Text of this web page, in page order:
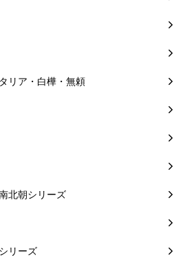
リア・白樺・無頼
北朝シリーズ
リーズ